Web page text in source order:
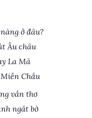
ở đâu?
Âu châu
La Mã
Chầu
vần thơ
ngắt bờ